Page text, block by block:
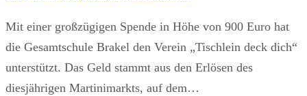
Mit einer großzügigen Spende in Höhe von 900 Euro hat
die Gesamtschule Brakel den Verein „Tischlein deck dich“
unterstützt. Das Geld stammt aus den Erlösen des
diesjährigen Martinimarkts, auf dem…